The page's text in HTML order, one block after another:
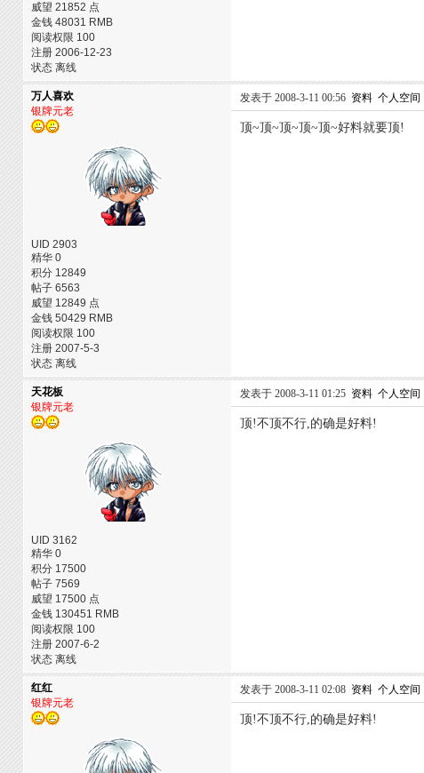
威望 21852 点
金钱 48031 RMB
阅读权限 100
注册 2006-12-23
状态 离线
万人喜欢
银牌元老
UID 2903
精华 0
积分 12849
帖子 6563
威望 12849 点
金钱 50429 RMB
阅读权限 100
注册 2007-5-3
状态 离线
发表于 2008-3-11 00:56 资料 个人空间
顶~顶~顶~顶~顶~好料就要顶!
天花板
银牌元老
UID 3162
精华 0
积分 17500
帖子 7569
威望 17500 点
金钱 130451 RMB
阅读权限 100
注册 2007-6-2
状态 离线
发表于 2008-3-11 01:25 资料 个人空间
顶!不顶不行,的确是好料!
红红
银牌元老
发表于 2008-3-11 02:08 资料 个人空间
顶!不顶不行,的确是好料!